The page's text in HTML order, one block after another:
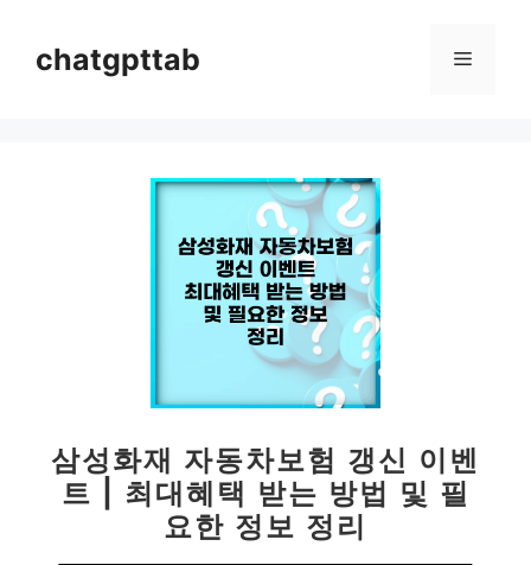
chatgpttab 메
삼성화재 자동차보험 갱신 이벤
트 | 최대혜택 받는 방법 및 필
요한 정보 정리